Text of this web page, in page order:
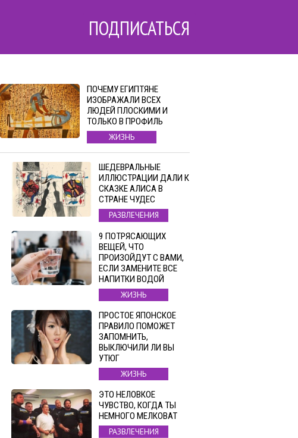
ПОДПИСАТЬСЯ
ПОЧЕМУ ЕГИПТЯНЕ
ИЗОБРАЖАЛИ ВСЕХ
ЛЮДЕЙ ПЛОСКИМИ И
ТОЛЬКО В ПРОФИЛЬ
ЖИЗНЬ
ШЕДЕВРАЛЬНЫЕ
ИЛЛЮСТРАЦИИ ДАЛИ К
СКАЗКЕ АЛИСА В
СТРАНЕ ЧУДЕС
РАЗВЛЕЧЕНИЯ
9 ПОТРЯСАЮЩИХ
ВЕЩЕЙ, ЧТО
ПРОИЗОЙДУТ С ВАМИ,
ЕСЛИ ЗАМЕНИТЕ ВСЕ
НАПИТКИ ВОДОЙ
ЖИЗНЬ
ПРОСТОЕ ЯПОНСКОЕ
ПРАВИЛО ПОМОЖЕТ
ЗАПОМНИТЬ,
ВЫКЛЮЧИЛИ ЛИ ВЫ
УТЮГ
ЖИЗНЬ
ЭТО НЕЛОВКОЕ
ЧУВСТВО, КОГДА ТЫ
НЕМНОГО МЕЛКОВАТ
РАЗВЛЕЧЕНИЯ